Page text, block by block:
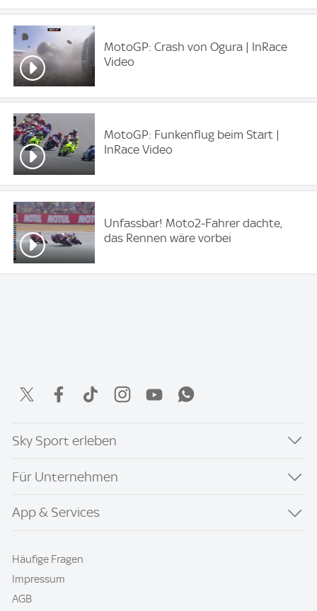
MotoGP: Crash von Ogura | InRace
Video
MotoGP: Funkenflug beim Start |
InRace Video
Unfassbar! Moto2-Fahrer dachte,
das Rennen wäre vorbei
Sky Sport erleben
Für Unternehmen
App & Services
Häufige Fragen
Impressum
AGB